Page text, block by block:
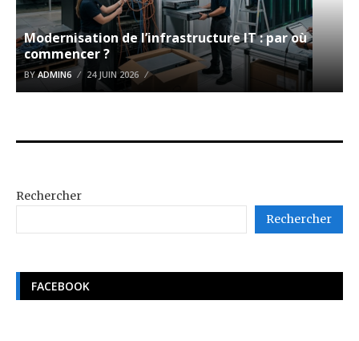
Modernisation de l’infrastructure IT : par où
commencer ?
BYADMIN6 24 JUIN 2026
Rechercher
Rechercher
FACEBOOK